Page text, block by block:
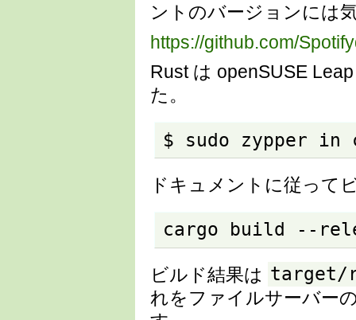
ントのバージョンには
https://github.com/
Rust は openSUSE
た。
$ sudo zypper in
ドキュメントに従って
cargo build --
ビルド結果は target/
れをファイルサーバー